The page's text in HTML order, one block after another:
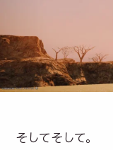
そしてそして。